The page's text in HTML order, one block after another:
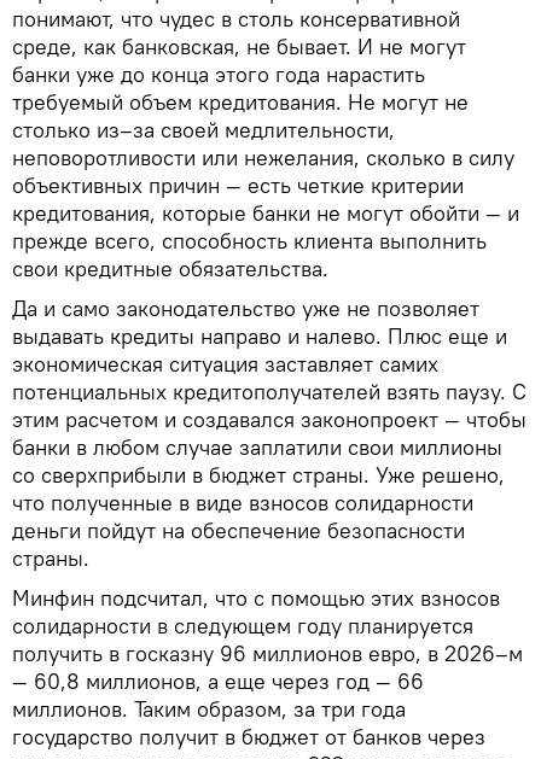
понимают, что чудес в столь консервативной
среде, как банковская, не бывает. И не могут
банки уже до конца этого года нарастить
требуемый объем кредитования. Не могут не
столько из–за своей медлительности,
неповоротливости или нежелания, сколько в силу
объективных причин — есть четкие критерии
кредитования, которые банки не могут обойти — и
прежде всего, способность клиента выполнить
свои кредитные обязательства.
Да и само законодательство уже не позволяет
выдавать кредиты направо и налево. Плюс еще и
экономическая ситуация заставляет самих
потенциальных кредитополучателей взять паузу. С
этим расчетом и создавался законопроект — чтобы
банки в любом случае заплатили свои миллионы
со сверхприбыли в бюджет страны. Уже решено,
что полученные в виде взносов солидарности
деньги пойдут на обеспечение безопасности
страны.
Минфин подсчитал, что с помощью этих взносов
солидарности в следующем году планируется
получить в госказну 96 миллионов евро, в 2026–м
— 60,8 миллионов, а еще через год — 66
миллионов. Таким образом, за три года
государство получит в бюджет от банков через